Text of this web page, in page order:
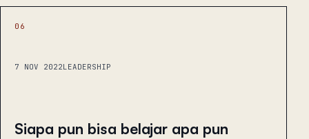
06
7 NOV 2022LEADERSHIP
Siapa pun bisa belajar apa pun